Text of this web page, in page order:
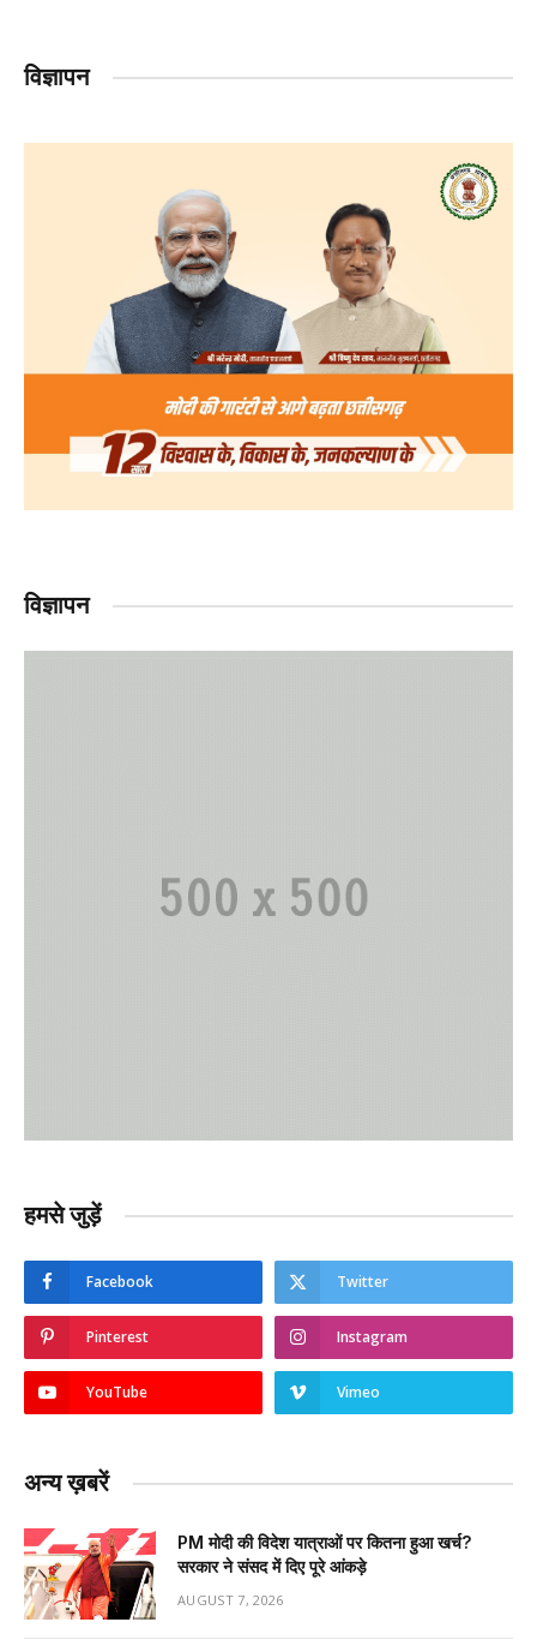
विज्ञापन
विज्ञापन
हमसे जुड़ें
Facebook Twitter
Pinterest Instagram
YouTube Vimeo
अन्य ख़बरें
PM मोदी की विदेश यात्राओं पर कितना हुआ खर्च?
सरकार ने संसद में दिए पूरे आंकड़े
AUGUST 7, 2026